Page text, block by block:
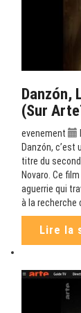
Danzón,
(sur
evenement
Danzón, c’est
titre du
Novaro. Ce
aguerrie qui
à la recherche
Lire la